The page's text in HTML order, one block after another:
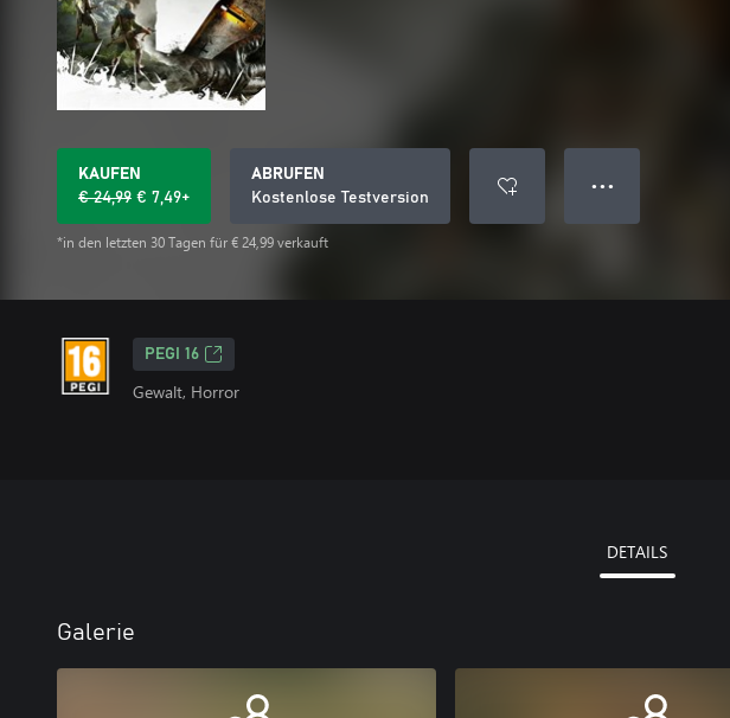
KAUFEN
€ 24,99 € 7,49+
*in den letzten 30 Tagen für € 24,99 verkauft
ABRUFEN
Kostenlose Testversion
● ● ●
PEGI 16
Gewalt, Horror
DETAILS
Galerie